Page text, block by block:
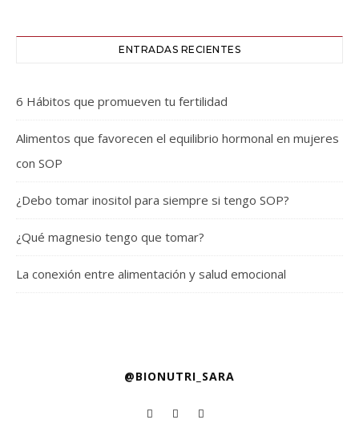
ENTRADAS RECIENTES
6 Hábitos que promueven tu fertilidad
Alimentos que favorecen el equilibrio hormonal en mujeres
con SOP
¿Debo tomar inositol para siempre si tengo SOP?
¿Qué magnesio tengo que tomar?
La conexión entre alimentación y salud emocional
@BIONUTRI_SARA